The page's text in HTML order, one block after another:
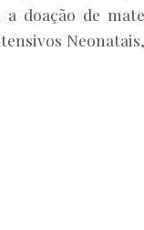
doação de